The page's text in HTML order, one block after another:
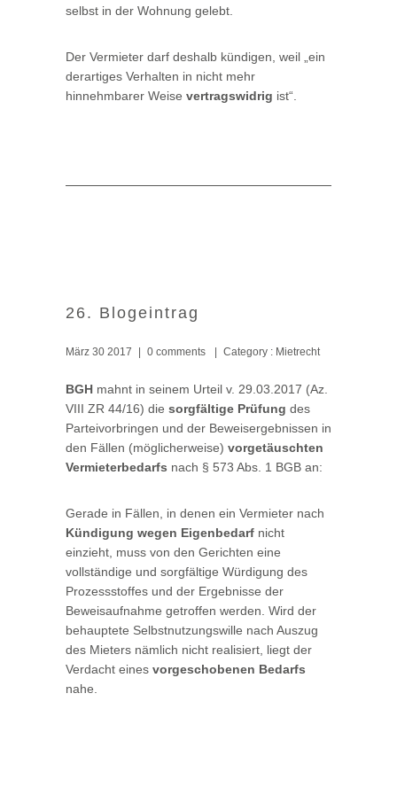
selbst in der Wohnung gelebt.
Der Vermieter darf deshalb kündigen, weil „ein
derartiges Verhalten in nicht mehr
hinnehmbarer Weise vertragswidrig ist“.
26. Blogeintrag
März 30 2017 0 comments Category : Mietrecht
BGH mahnt in seinem Urteil v. 29.03.2017 (Az.
VIII ZR 44/16) die sorgfältige Prüfung des
Parteivorbringen und der Beweisergebnissen in
den Fällen (möglicherweise) vorgetäuschten
Vermieterbedarfs nach § 573 Abs. 1 BGB an:
Gerade in Fällen, in denen ein Vermieter nach
Kündigung wegen Eigenbedarf nicht
einzieht, muss von den Gerichten eine
vollständige und sorgfältige Würdigung des
Prozessstoffes und der Ergebnisse der
Beweisaufnahme getroffen werden. Wird der
behauptete Selbstnutzungswille nach Auszug
des Mieters nämlich nicht realisiert, liegt der
Verdacht eines vorgeschobenen Bedarfs
nahe.